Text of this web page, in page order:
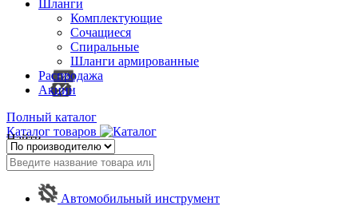
Шланги
Комплектующие
Сочащиеся
Спиральные
Шланги армированные
Распродажа
Акции
Полный каталог
Каталог товаров
Найти
Автомобильный инструмент